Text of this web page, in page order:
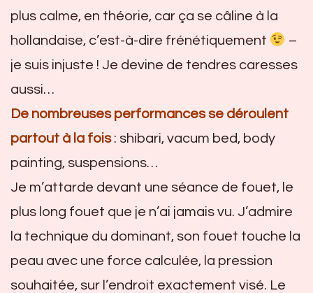
plus calme, en théorie, car ça se câline à la
hollandaise, c’est-à-dire frénétiquement
–
je suis injuste ! Je devine de tendres caresses
aussi…
De nombreuses performances se déroulent
partout à la fois: shibari, vacum bed, body
painting, suspensions…
Je m’attarde devant une séance de fouet, le
plus long fouet que je n’ai jamais vu. J’admire
la technique du dominant, son fouet touche la
peau avec une force calculée, la pression
souhaitée, sur l’endroit exactement visé. Le